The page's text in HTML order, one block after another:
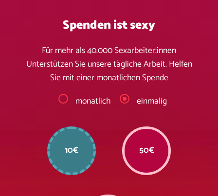
Spenden ist sexy
Für mehr als 40.000 Sexarbeiter:innen
Unterstützen Sie unsere tägliche Arbeit. Helfen
Sie mit einer monatlichen Spende
monatlich
einmalig
10€ 50€